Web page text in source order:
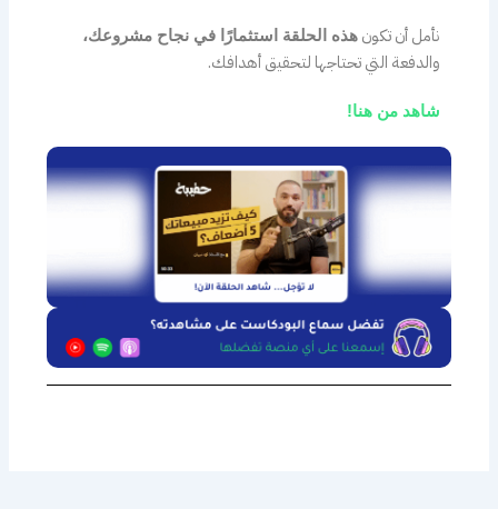
نأمل أن تكونهذه الحلقة استثمارًا في نجاح مشروعك،
والدفعة التي تحتاجها لتحقيق أهدافك.
شاهد من هنا!